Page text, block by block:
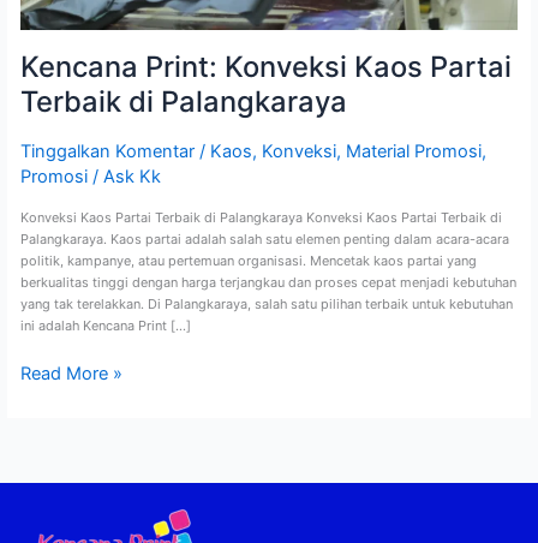
Kencana Print: Konveksi Kaos Partai
Terbaik di Palangkaraya
Tinggalkan Komentar / Kaos, Konveksi, Material Promosi,
Promosi/ Ask Kk
Konveksi Kaos Partai Terbaik di Palangkaraya Konveksi Kaos Partai Terbaik di
Palangkaraya. Kaos partai adalah salah satu elemen penting dalam acara-acara
politik, kampanye, atau pertemuan organisasi. Mencetak kaos partai yang
berkualitas tinggi dengan harga terjangkau dan proses cepat menjadi kebutuhan
yang tak terelakkan. Di Palangkaraya, salah satu pilihan terbaik untuk kebutuhan
ini adalah Kencana Print […]
Read More »